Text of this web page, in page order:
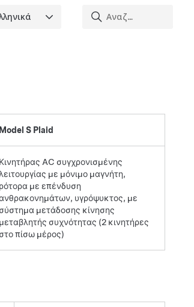
Model S Plaid
Κινητήρας AC συγχρονισμένης
λειτουργίας με μόνιμο μαγνήτη,
ρότορα με επένδυση
υγρόψυκτος, με
μετάδοσης κίνησης
μεταβλητής συχνότητας (2 κινητήρες
πίσω μέρος)